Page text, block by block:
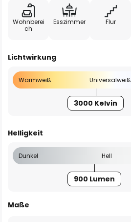
Wohnberei
ch
Esszimmer Flur
Lichtwirkung
Warmweiß Universalweiß
3000 Kelvin
Helligkeit
Dunkel Hell
900 Lumen
Maße